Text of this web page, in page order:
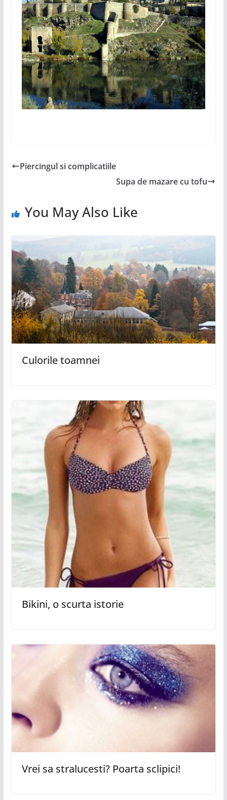
Piercingul si complicatiile
Supa de mazare cu tofu
You May Also Like
Culorile toamnei
Bikini, o scurta istorie
Vrei sa stralucesti? Poarta sclipici!